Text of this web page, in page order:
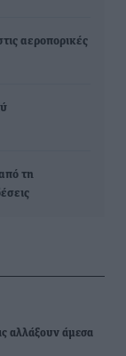
αεροπορικές
τη
αλλάξουν άμεσα